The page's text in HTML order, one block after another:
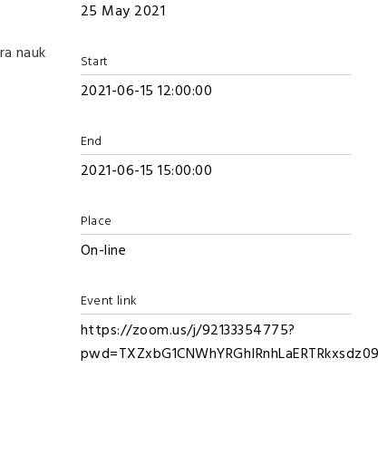
nauk
25 May 2021
Start
2021-06-15 12:00:00
End
2021-06-15 15:00:00
Place
On-line
Event link
https://zoom.us/j/92133354775?